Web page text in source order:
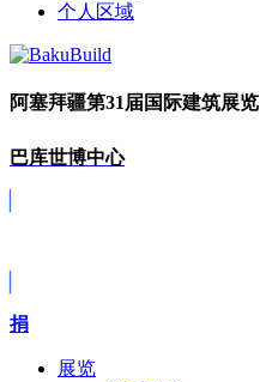
个人区域
阿塞拜疆第31届国际建筑展览
巴库世博中心
捐
展览